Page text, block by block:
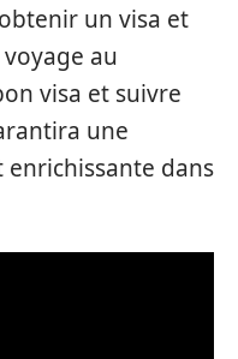
un visa et
au
visa et suivre
une
enrichissante dans